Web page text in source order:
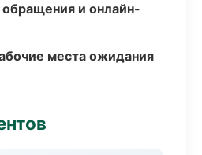
и онлайн-
места ожидания